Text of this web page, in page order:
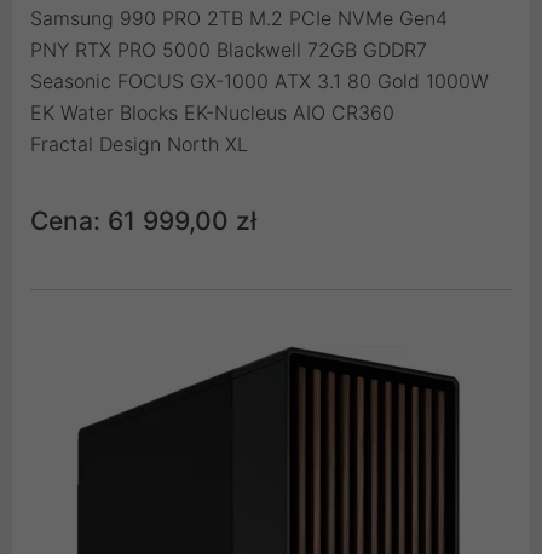
Samsung 990 PRO 2TB M.2 PCIe NVMe Gen4
PNY RTX PRO 5000 Blackwell 72GB GDDR7
Seasonic FOCUS GX-1000 ATX 3.1 80 Gold 1000W
EK Water Blocks EK-Nucleus AIO CR360
Fractal Design North XL
Cena: 61 999,00 zł